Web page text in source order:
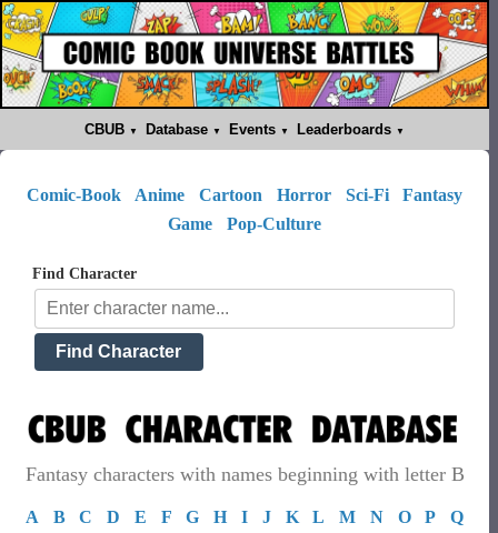
CBUB Database Events Leaderboards
Comic-Book Anime Cartoon Horror Sci-Fi
Fantasy
Game
Pop-Culture
Find Character
Fantasy characters with names beginning with letter B
A B C D E F G H I J K L M N O P
Q